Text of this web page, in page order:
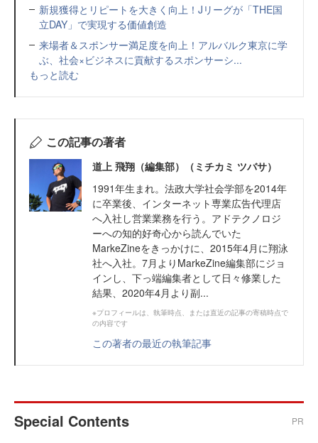
新規獲得とリピートを大きく向上！Jリーグが「THE国
立DAY」で実現する価値創造
来場者＆スポンサー満足度を向上！アルバルク東京に学
ぶ、社会×ビジネスに貢献するスポンサーシ...
もっと読む
この記事の著者
道上 飛翔（編集部）（ミチカミ ツバサ）
1991年生まれ。法政大学社会学部を2014年
に卒業後、インターネット専業広告代理店
へ入社し営業業務を行う。アドテクノロジ
ーへの知的好奇心から読んでいた
MarkeZineをきっかけに、2015年4月に翔泳
社へ入社。7月よりMarkeZine編集部にジョ
インし、下っ端編集者として日々修業した
結果、2020年4月より副...
※プロフィールは、執筆時点、または直近の記事の寄稿時点で
の内容です
この著者の最近の執筆記事
Special Contents PR